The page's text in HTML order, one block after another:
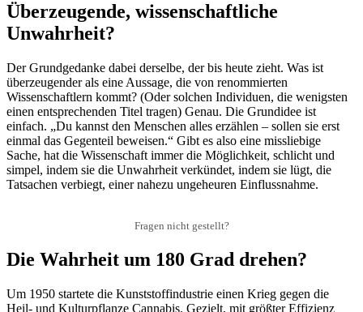
Überzeugende, wissenschaftliche
Unwahrheit?
Der Grundgedanke dabei derselbe, der bis heute zieht. Was ist
überzeugender als eine Aussage, die von renommierten
Wissenschaftlern kommt? (Oder solchen Individuen, die wenigsten
einen entsprechenden Titel tragen) Genau. Die Grundidee ist
einfach. „Du kannst den Menschen alles erzählen – sollen sie erst
einmal das Gegenteil beweisen.“ Gibt es also eine missliebige
Sache, hat die Wissenschaft immer die Möglichkeit, schlicht und
simpel, indem sie die Unwahrheit verkündet, indem sie lügt, die
Tatsachen verbiegt, einer nahezu ungeheuren Einflussnahme.
Fragen nicht gestellt?
Die Wahrheit um 180 Grad drehen?
Um 1950 startete die Kunststoffindustrie einen Krieg gegen die
Heil- und Kulturpflanze Cannabis. Gezielt, mit größter Effizienz